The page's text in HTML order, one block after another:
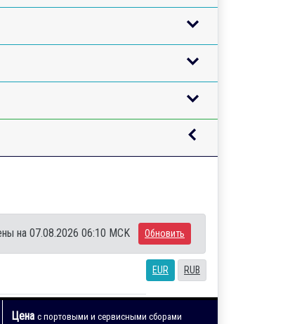
на 07.08.2026 06:10 MCK Обновить
EUR RUB
Цена с портовыми и сервисными сборами